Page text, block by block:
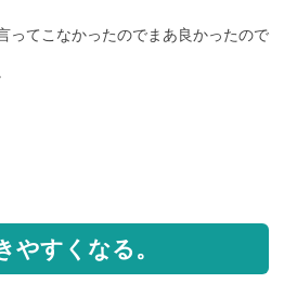
ってこなかったのでまあ良かったので
やすくなる。